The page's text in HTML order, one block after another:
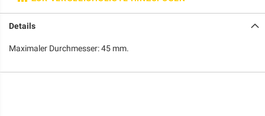
Details
Maximaler Durchmesser: 45 mm.